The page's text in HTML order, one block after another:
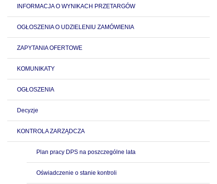
INFORMACJA O WYNIKACH PRZETARGÓW
OGŁOSZENIA O UDZIELENIU ZAMÓWIENIA
ZAPYTANIA OFERTOWE
KOMUNIKATY
OGŁOSZENIA
Decyzje
KONTROLA ZARZĄDCZA
Plan pracy DPS na poszczególne lata
Oświadczenie o stanie kontroli